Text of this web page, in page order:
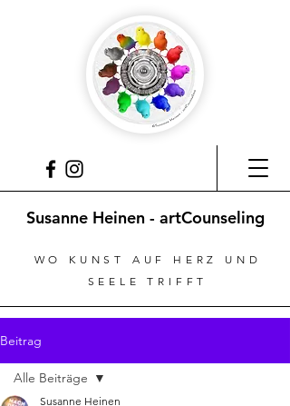
Susanne Heinen - artCounseling
WO KUNST AUF HERZ UND
SEELE TRIFFT
Beitrag
Alle Beiträge
Susanne Heinen